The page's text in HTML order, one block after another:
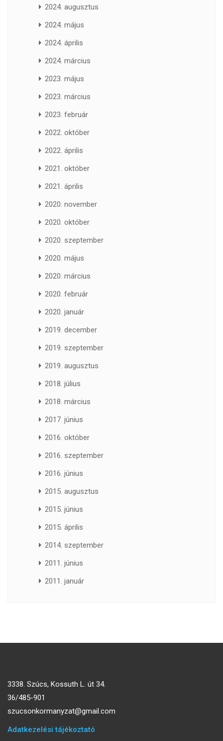
2024. augusztus
2024. május
2024. április
2024. március
2023. május
2023. március
2023. február
2022. október
2022. április
2021. október
2021. április
2020. november
2020. október
2020. szeptember
2020. május
2020. március
2020. február
2020. január
2019. december
2019. szeptember
2019. augusztus
2018. július
2018. március
2017. június
2016. október
2016. szeptember
2016. június
2015. augusztus
2015. június
2015. április
2014. szeptember
2011. június
2011. január
3338. Szúcs, Kossuth L. út 34.
36/485-901
szucsonkormanyzat@gmail.com
Adatkezelési tájékoztató